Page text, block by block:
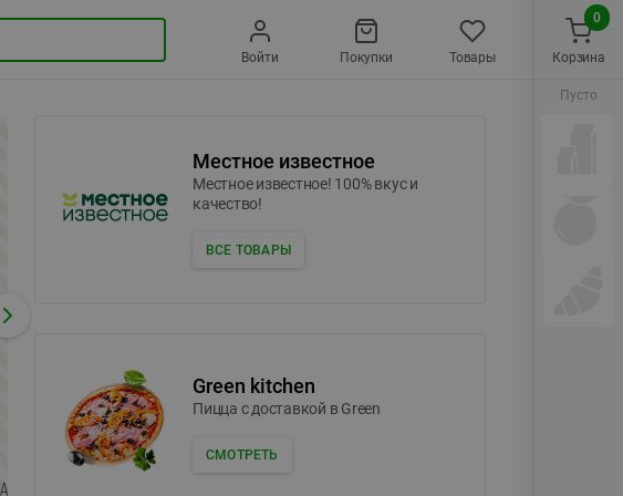
Войти Покупки Товары
Местное известное
Местное известное! 100% вкус и
качество!
ВСЕ ТОВАРЫ
Green kitchen
Пицца c доставкой в Green
СМОТРЕТЬ
Корзина
0
Пусто